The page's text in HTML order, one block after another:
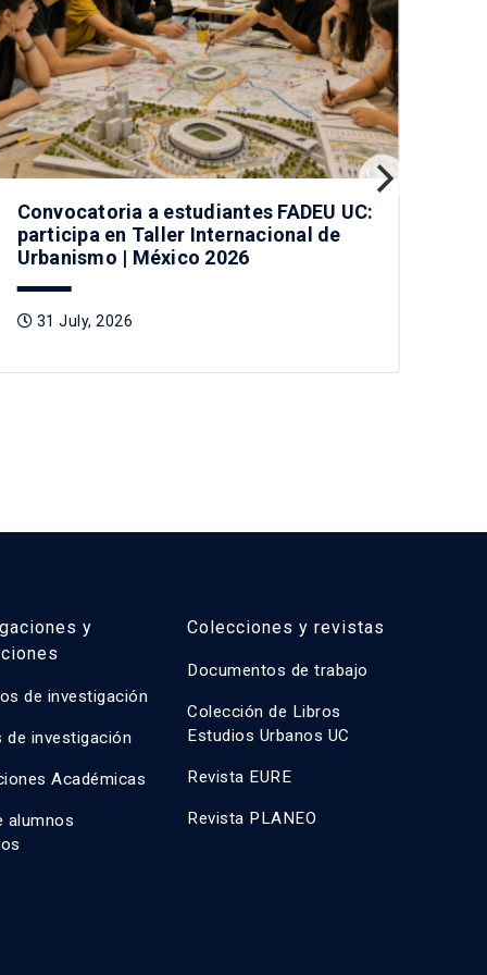
Convocatoria a estudiantes FADEU UC:
participa en Taller Internacional de
Urbanismo | México 2026
31 July, 2026
y
de investigación
de investigación
Académicas
alumnos
Colecciones y revistas
Documentos de trabajo
Colección de Libros
Estudios Urbanos UC
Revista EURE
Revista PLANEO